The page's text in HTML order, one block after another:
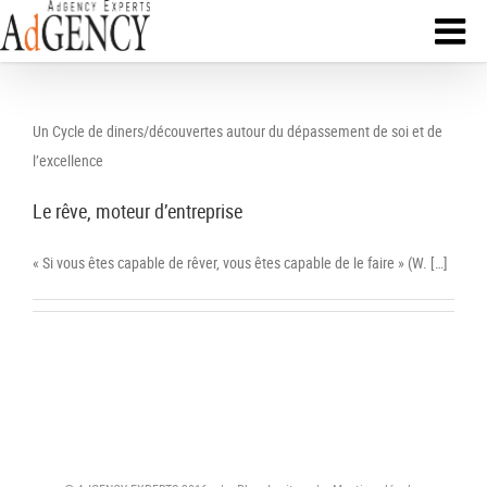
Un Cycle de diners/découvertes autour du dépassement de soi et de
l’excellence
Le rêve, moteur d’entreprise
« Si vous êtes capable de rêver, vous êtes capable de le faire » (W. […]